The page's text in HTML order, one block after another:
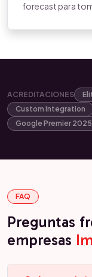
forecast para
ACREDITACIONES
Custom Integration
Google Premier 2025
FAQ
Preguntas
empresas